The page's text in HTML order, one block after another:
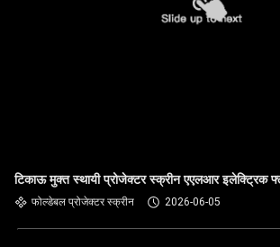
टिकाऊ मुक्त स्थायी प्रोजेक्टर स्क्रीन एएलआर इलेक्ट्रिक
फोल्डेबल प्रोजेक्टर स्क्रीन 2026-06-05